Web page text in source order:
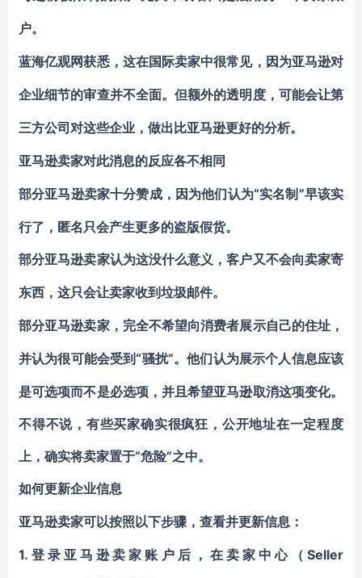
户。
蓝海亿观网获悉，这在国际卖家中很常见，因为亚马逊对
企业细节的审查并不全面。但额外的透明度，可能会让第
三方公司对这些企业，做出比亚马逊更好的分析。
亚马逊卖家对此消息的反应各不相同
部分亚马逊卖家十分赞成，因为他们认为“实名制”早该实
行了，匿名只会产生更多的盗版假货。
部分亚马逊卖家认为这没什么意义，客户又不会向卖家寄
东西，这只会让卖家收到垃圾邮件。
部分亚马逊卖家， 完全不希望向消费者展示自己的住址 ，
并认为很可能会受到“骚扰”。他们认为展示个人信息应该
是可选项而不是必选项，并且希望亚马逊取消这项变化。
不得不说，有些买家确实很疯狂，公开地址在一定程度
上，确实将卖家置于“危险”之中。
如何更新企业信息
亚马逊卖家可以按照以下步骤，查看并更新信息：
1.登录亚马逊卖家账户后，在卖家中心（Seller